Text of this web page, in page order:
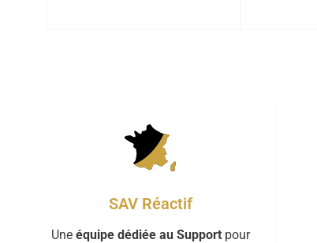
SAV Réactif
Une équipe dédiée au Supportpour